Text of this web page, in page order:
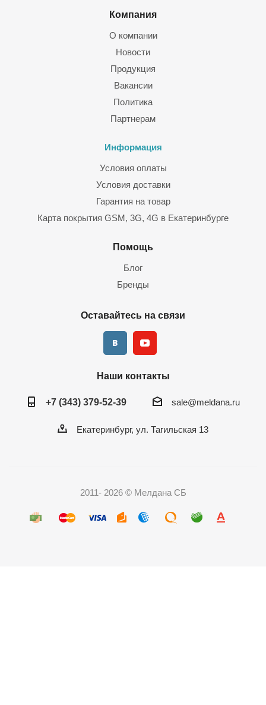
Компания
О компании
Новости
Продукция
Вакансии
Политика
Партнерам
Информация
Условия оплаты
Условия доставки
Гарантия на товар
Карта покрытия GSM, 3G, 4G в Екатеринбурге
Помощь
Блог
Бренды
Оставайтесь на связи
Наши контакты
+7 (343) 379-52-39 sale@meldana.ru
Екатеринбург, ул. Тагильская 13
2011- 2026 © Мелдана СБ